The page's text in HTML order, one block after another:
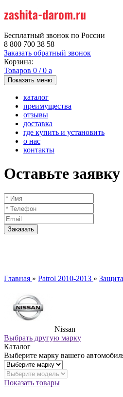
Бесплатный звонок по России
8 800 700 38 58
Заказать обратный звонок
Корзина:
Товаров 0 /0 a
Показать меню
каталог
преимущества
отзывы
доставка
где купить и установить
о нас
контакты
Оставьте заявку
Главная » Patrol 2010-2013 »
Nissan
Выбрать другую марку
Каталог
Выберите марку вашего
Показать товары